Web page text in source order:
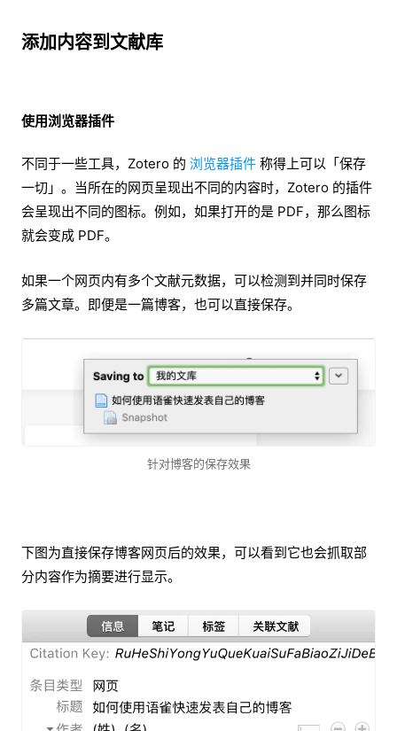
添加内容到文献库
使用浏览器插件
不同于一些工具，Zotero 的 浏览器插件 称得上可以「保存
一切」。当所在的网页呈现出不同的内容时，Zotero 的插件
会呈现出不同的图标。例如，如果打开的是 PDF，那么图标
就会变成 PDF。
如果一个网页内有多个文献元数据，可以检测到并同时保存
多篇文章。即便是一篇博客，也可以直接保存。
针对博客的保存效果
下图为直接保存博客网页后的效果，可以看到它也会抓取部
分内容作为摘要进行显示。